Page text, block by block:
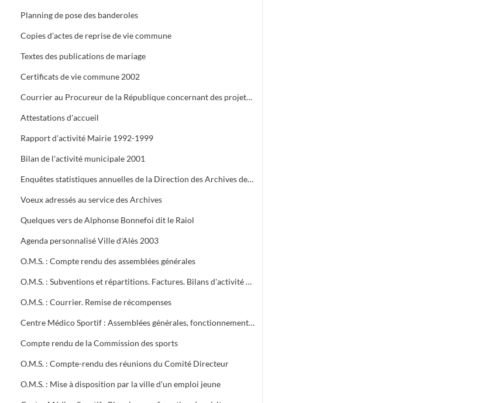
Planning de pose des banderoles
Copies d'actes de reprise de vie commune
Textes des publications de mariage
Certificats de vie commune 2002
Courrier au Procureur de la République concernant des projets de mariage dont les dossiers administratifs ne sont pas réglés
Attestations d'accueil
Rapport d'activité Mairie 1992-1999
Bilan de l'activité municipale 2001
Enquêtes statistiques annuelles de la Direction des Archives de France
Voeux adressés au service des Archives
Quelques vers de Alphonse Bonnefoi dit le Raiol
Agenda personnalisé Ville d'Alès 2003
O.M.S. : Compte rendu des assemblées générales
O.M.S. : Subventions et répartitions. Factures. Bilans d'activité Conventions avec la ville
O.M.S. : Courrier. Remise de récompenses
Centre Médico Sportif : Assemblées générales, fonctionnement, projet de contrat, subvention
Compte rendu de la Commission des sports
O.M.S. : Compte-rendu des réunions du Comité Directeur
O.M.S. : Mise à disposition par la ville d'un emploi jeune